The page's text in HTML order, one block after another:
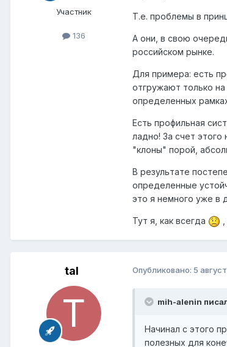
Участник
136
Т.е. проблемы в
А они, в свою
российском рынке.
Для примера: есть
отгружают только
определенных
Есть профильная
ладно! За счет
"клоны" порой,
В результате
определенные
это я немного уже в
Тут я, как всегда
tal Опубликовано: 5
mih-alenin
Начинал с этого
полезных для